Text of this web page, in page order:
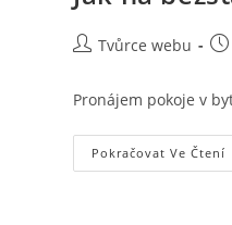
AutorTvůrce webu
Pronájem pokoje v
Pokračovat Ve Čtení